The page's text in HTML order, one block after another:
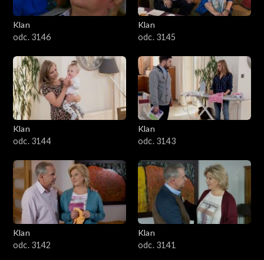
Klan
odc. 3146
Klan
odc. 3145
Klan
odc. 3144
Klan
odc. 3143
Klan
odc. 3142
Klan
odc. 3141